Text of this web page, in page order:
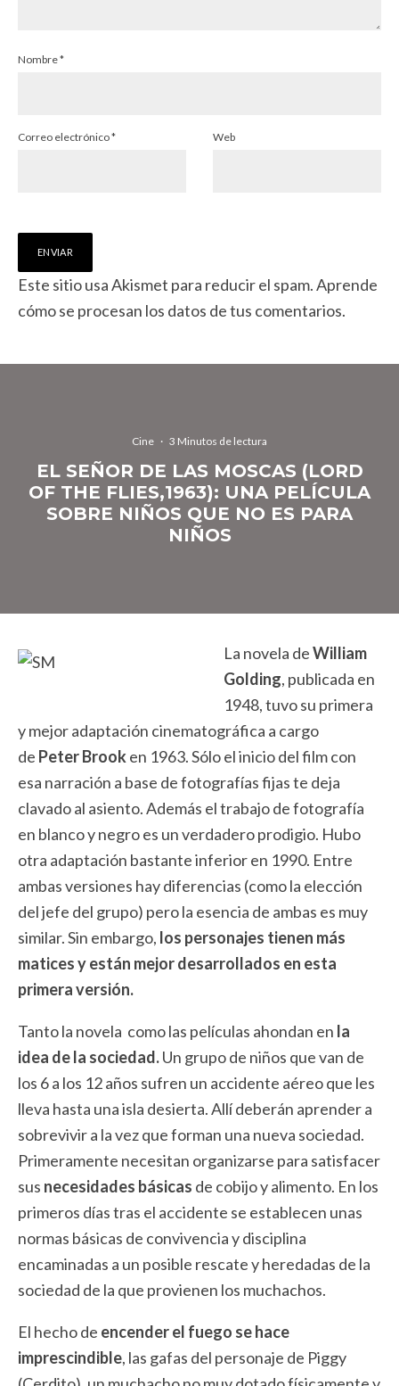
Nombre*
Correo electrónico* Web
Este sitio usa Akismet para reducir el spam.Aprende
cómo se procesan los datos de tus comentarios.
Cine · 3 Minutos de lectura
EL SEÑOR DE LAS MOSCAS (LORD
OF THE FLIES,1963): UNA PELÍCULA
SOBRE NIÑOS QUE NO ES PARA
NIÑOS
La novela deWilliam
Golding, publicada en
1948, tuvo su primera
y mejor adaptación cinematográfica a cargo
de Peter Brooken 1963.Sólo el inicio del film con
esa narración a base de fotografías fijas te deja
clavado al asiento. Además el trabajo de fotografía
en blanco y negro es un verdadero prodigio. Hubo
otra adaptación bastante inferior en 1990. Entre
ambas versiones hay diferencias (como la elección
del jefe del grupo) pero la esencia de ambas es muy
similar. Sin embargo, los personajes tienen más
matices y están mejor desarrollados en esta
primera versión.
Tanto la novela como las películas ahondan en la
idea de la sociedad.Un grupo de niños que van de
los 6 a los 12 años sufren un accidente aéreo que les
lleva hasta una isla desierta. Allí deberán aprender a
sobrevivir a la vez que forman una nueva sociedad.
Primeramente necesitan organizarse para satisfacer
sus necesidades básicas de cobijo y alimento. En los
primeros días tras el accidente se establecen unas
normas básicas de convivencia y disciplina
encaminadas a un posible rescate y heredadas de la
sociedad de la que provienen los muchachos.
El hecho de encender el fuego se hace
imprescindible, las gafas del personaje de Piggy